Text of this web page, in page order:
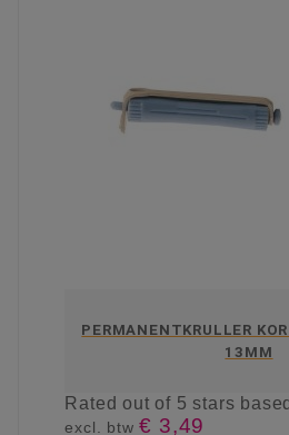
PERMANENTKRULLER
13MM
Ratedout of 5 stars
excl. btw€ 3,49